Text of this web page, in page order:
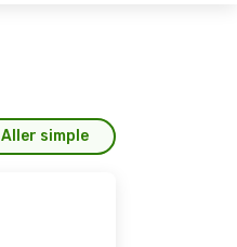
Aller simple